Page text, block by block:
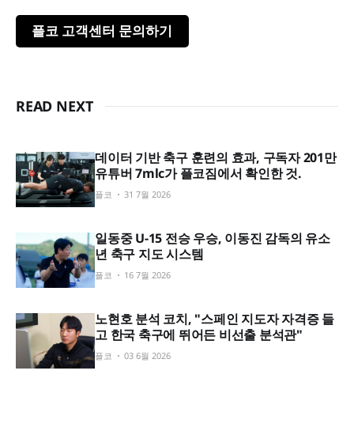
플코 고객센터 문의하기
READ NEXT
데이터 기반 축구 훈련의 효과, 구독자 201만
유튜버 7mlc가 플코짐에서 확인한 것.
플코 31 7월 2026
일동중 U-15 전승 우승, 이동진 감독의 유소
년 축구 지도 시스템
플코 16 7월 2026
노현호 분석 코치, "스페인 지도자 자격증 들
고 한국 축구에 뛰어든 비선출 분석관"
플코 03 6월 2026